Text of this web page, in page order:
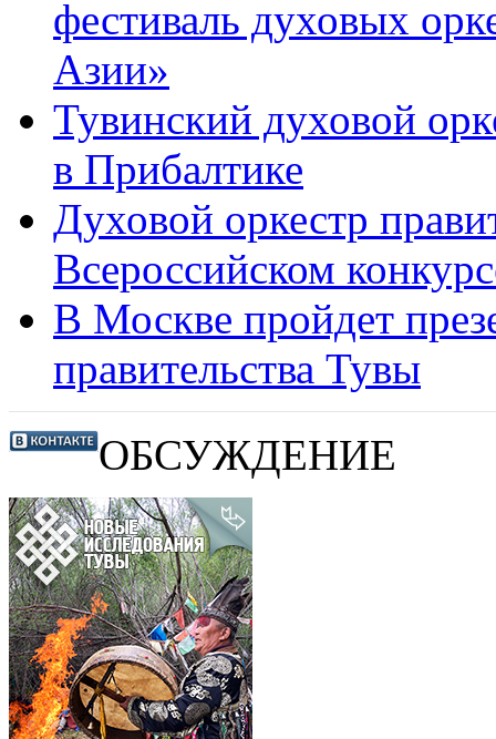
фестиваль духовых
Азии»
Тувинский духовой
в Прибалтике
Духовой оркестр
Всероссийском
В Москве пройдет
правительства Тувы
ОБСУЖДЕНИЕ